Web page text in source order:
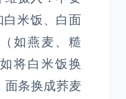
米饭、白面
如燕麦、糙
将白米饭换
面条换成荞麦